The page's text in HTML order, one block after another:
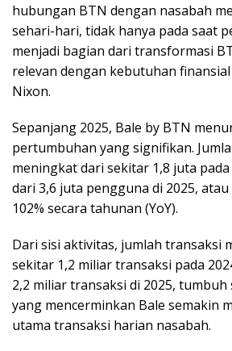
hubungan BTN dengan nasabah
sehari-hari, tidak hanya pada saat
menjadi bagian dari transformasi
relevan dengan kebutuhan
Nixon.
Sepanjang 2025, Bale by BTN
pertumbuhan yang signifikan.
meningkat dari sekitar 1,8 juta
dari 3,6 juta pengguna di 2025,
102% secara tahunan (YoY).
Dari sisi aktivitas, jumlah transaksi
sekitar 1,2 miliar transaksi pada
2,2 miliar transaksi di 2025, tumbuh
yang mencerminkan Bale semakin
utama transaksi harian nasabah.